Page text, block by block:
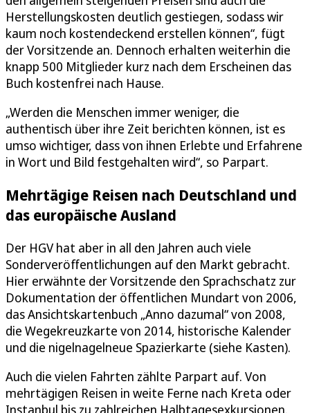
Herstellungskosten deutlich gestiegen, sodass wir
kaum noch kostendeckend erstellen können“, fügt
der Vorsitzende an. Dennoch erhalten weiterhin die
knapp 500 Mitglieder kurz nach dem Erscheinen das
Buch kostenfrei nach Hause.
„Werden die Menschen immer weniger, die
authentisch über ihre Zeit berichten können, ist es
umso wichtiger, dass von ihnen Erlebte und Erfahrene
in Wort und Bild festgehalten wird“, so Parpart.
Mehrtägige Reisen nach Deutschland und
das europäische Ausland
Der HGV hat aber in all den Jahren auch viele
Sonderveröffentlichungen auf den Markt gebracht.
Hier erwähnte der Vorsitzende den Sprachschatz zur
Dokumentation der öffentlichen Mundart von 2006,
das Ansichtskartenbuch „Anno dazumal“ von 2008,
die Wegekreuzkarte von 2014, historische Kalender
und die nigelnagelneue Spazierkarte (siehe Kasten).
Auch die vielen Fahrten zählte Parpart auf. Von
mehrtägigen Reisen in weite Ferne nach Kreta oder
Instanbul bis zu zahlreichen Halbtagesexkursionen.